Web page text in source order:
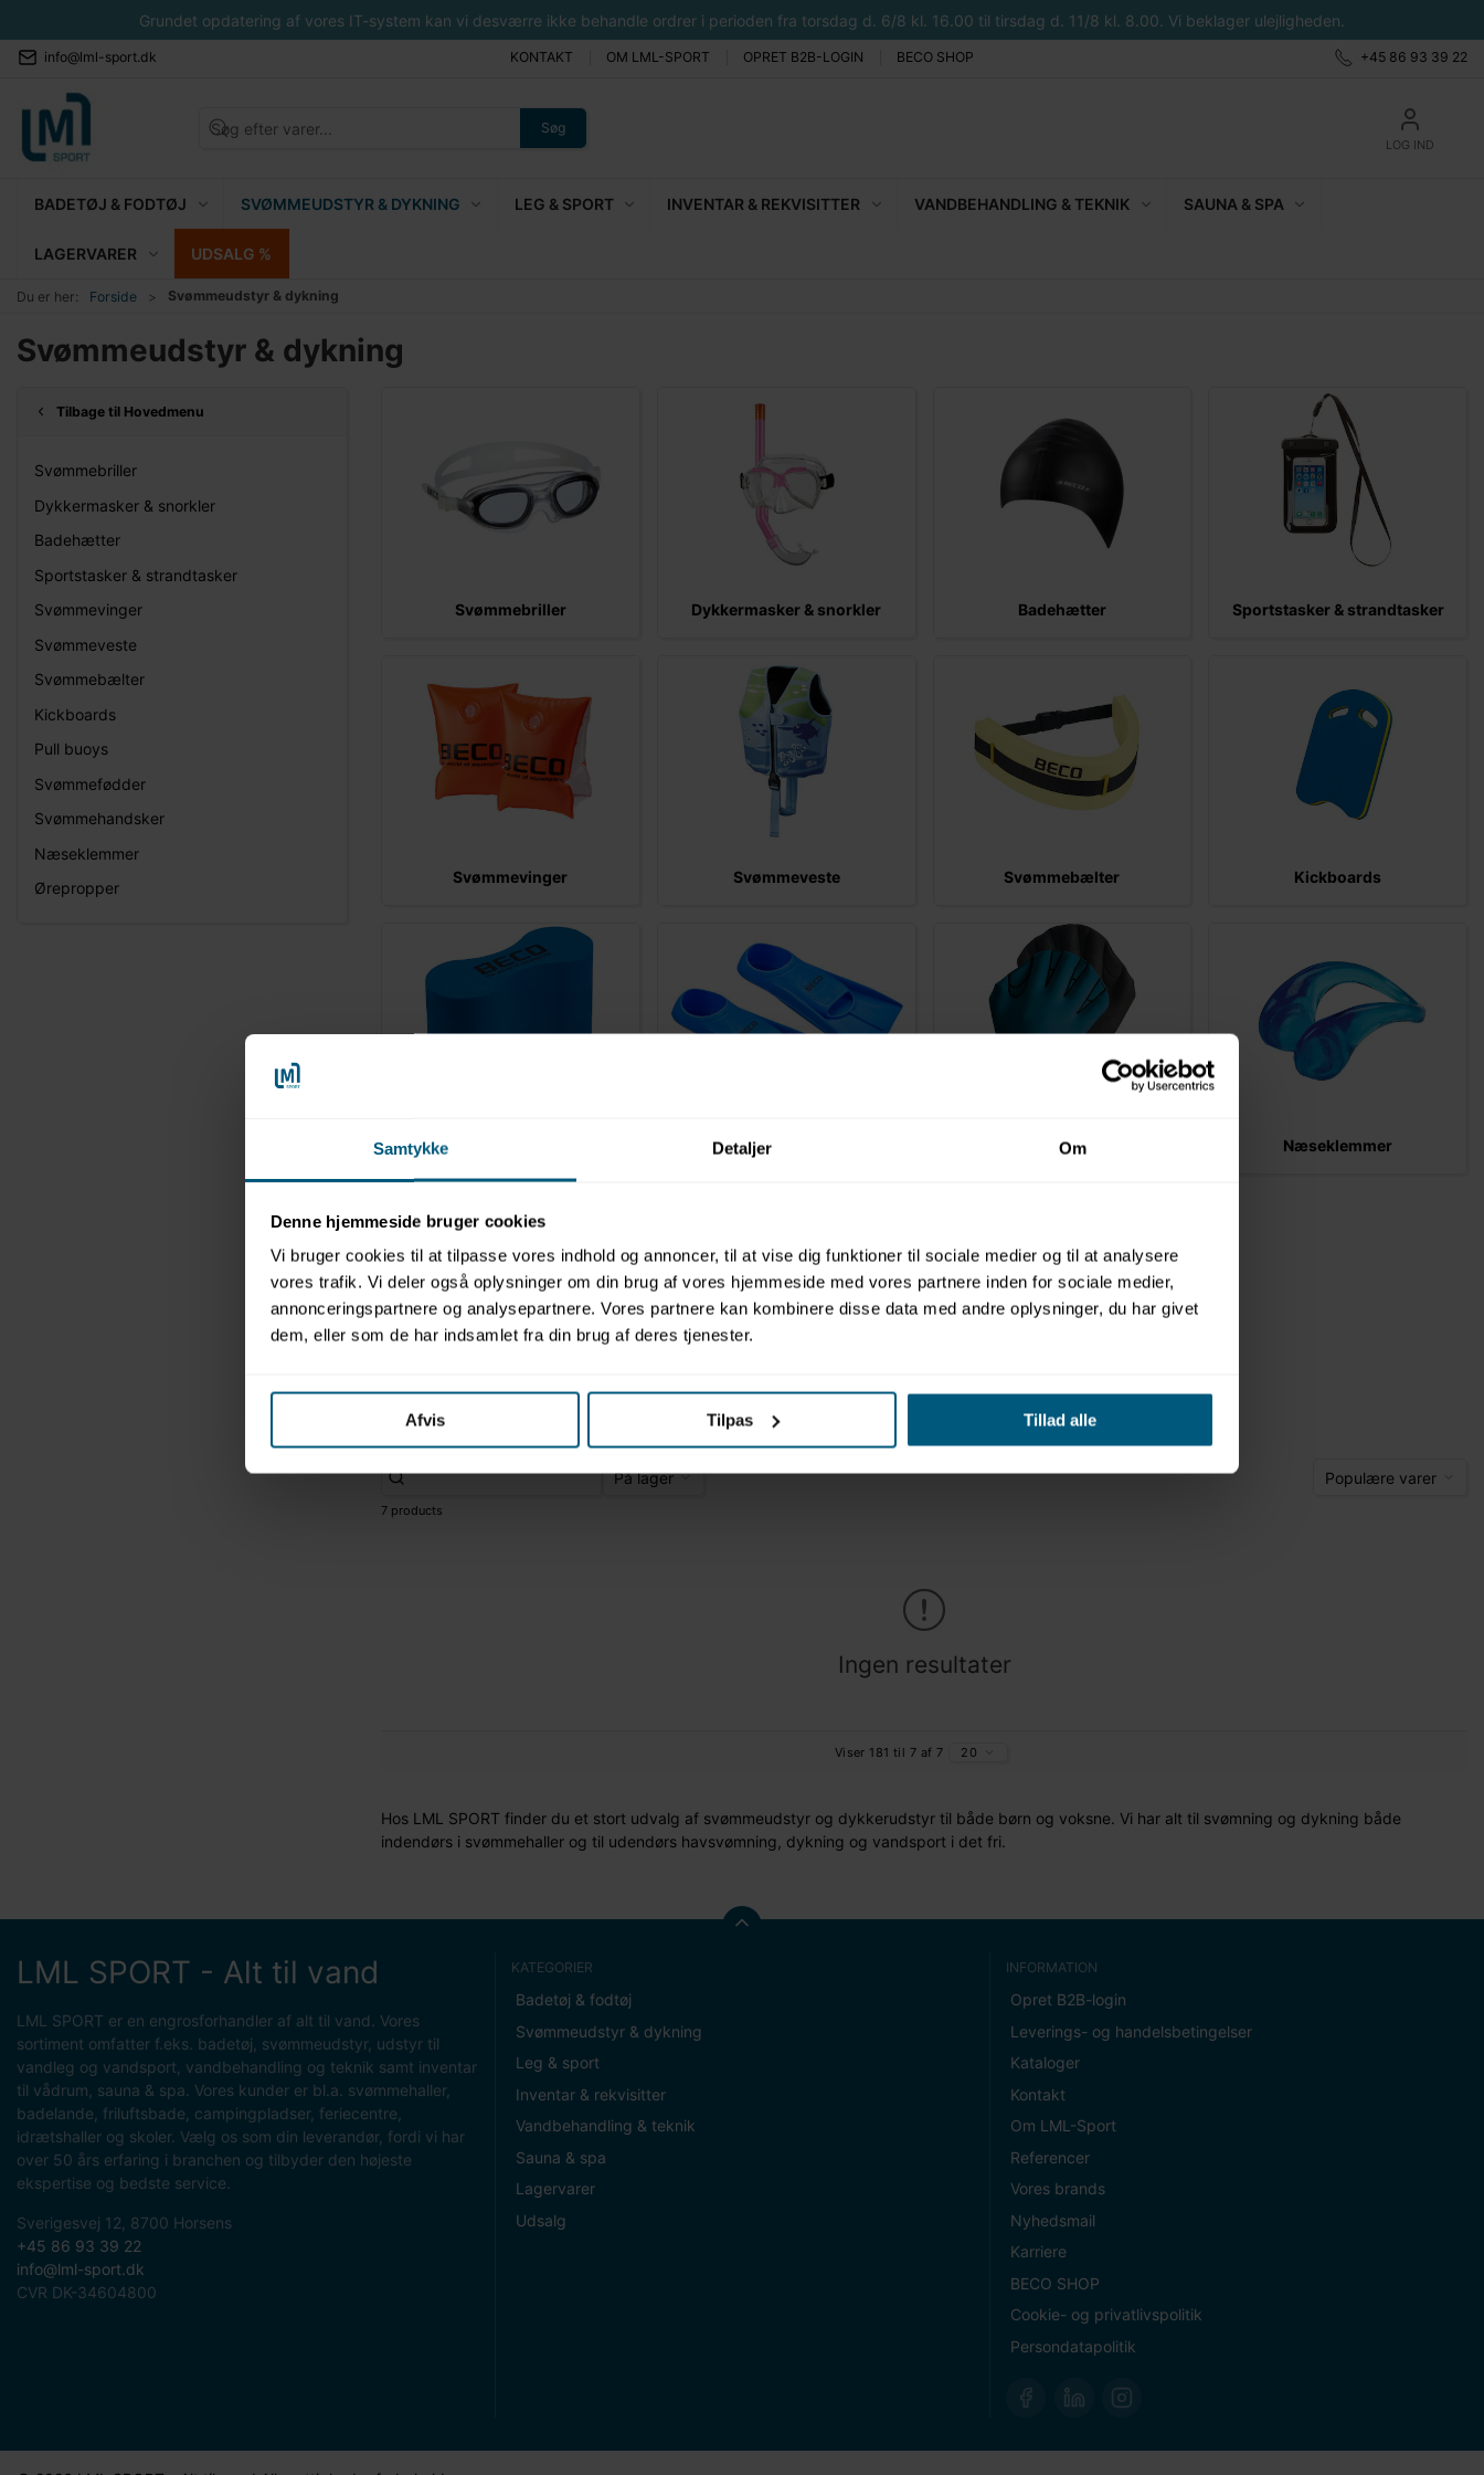
Samtykke Detaljer Om
Denne hjemmeside bruger cookies
Vi bruger cookies til at tilpasse vores indhold og annoncer, til at vise dig funktioner til sociale medier og til at analysere
vores trafik. Vi deler også oplysninger om din brug af vores hjemmeside med vores partnere inden for sociale medier,
annonceringspartnere og analysepartnere. Vores partnere kan kombinere disse data med andre oplysninger, du har givet
dem, eller som de har indsamlet fra din brug af deres tjenester.
Afvis Tilpas Tillad alle
Grundet opdatering af vores IT-system kan vi desværre ikke behandle ordrer i perioden fra torsdag d. 6/8 kl. 16.00 til tirsdag d. 11/8 kl. 8.00. Vi beklager ulejligheden.
info@lml-sport.dk KONTAKT OM LML-SPORT OPRET B2B-LOGIN BECO SHOP +45 86 93 39 22
Søg
LOG IND
BADETØJ & FODTØJ SVØMMEUDSTYR & DYKNING LEG & SPORT INVENTAR & REKVISITTER VANDBEHANDLING & TEKNIK SAUNA & SPA
LAGERVARER UDSALG %
Du er her: Forside Svømmeudstyr & dykning
Svømmeudstyr & dykning
Tilbage til Hovedmenu
Svømmebriller
Dykkermasker & snorkler
Badehætter
Sportstasker & strandtasker
Svømmevinger
Svømmeveste
Svømmebælter
Kickboards
Pull buoys
Svømmefødder
Svømmehandsker
Næseklemmer
Ørepropper
Svømmebriller Dykkermasker & snorkler Badehætter Sportstasker & strandtasker
Svømmevinger Svømmeveste Svømmebælter Kickboards
Svømmefødder Svømmehandsker Næseklemmer
På lager Populære varer
7 products
Ingen resultater
Viser 181 til 7 af 7 20
Hos LML SPORT finder du et stort udvalg af svømmeudstyr og dykkerudstyr til både børn og voksne. Vi har alt til svømning og dykning både
indendørs i svømmehaller og til udendørs havsvømning, dykning og vandsport i det fri.
LML SPORT - Alt til vand
LML SPORT er en engrosforhandler af alt til vand. Vores
sortiment omfatter f.eks. badetøj, svømmeudstyr, udstyr til
vandleg og vandsport, vandbehandling og teknik samt inventar
til vådrum, sauna & spa. Vores kunder er bl.a. svømmehaller,
badelande, friluftsbade, campingpladser, feriecentre,
idrætshaller og skoler. Vælg os som din leverandør, fordi vi har
over 50 års erfaring i branchen og tilbyder den højeste
ekspertise og bedste service.
Sverigesvej 12, 8700 Horsens
+45 86 93 39 22
info@lml-sport.dk
CVR DK-34604800
KATEGORIER
Badetøj & fodtøj
Svømmeudstyr & dykning
Leg & sport
Inventar & rekvisitter
Vandbehandling & teknik
Sauna & spa
Lagervarer
Udsalg
INFORMATION
Opret B2B-login
Leverings- og handelsbetingelser
Kataloger
Kontakt
Om LML-Sport
Referencer
Vores brands
Nyhedsmail
Karriere
BECO SHOP
Cookie- og privatlivspolitik
Persondatapolitik